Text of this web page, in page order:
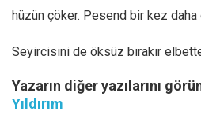
hüzün çöker. Pesend bir kez daha
Seyircisini de öksüz bırakır
Yazarın diğer yazılarını
Yıldırım